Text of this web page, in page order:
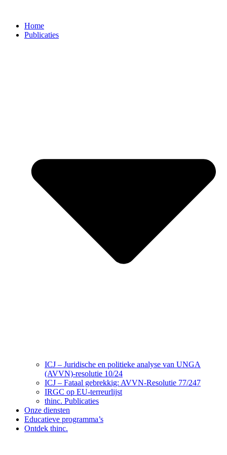
inhoud
Home
Publicaties
ICJ – Juridische en politieke analyse van UNGA
(AVVN)-resolutie 10/24
ICJ – Fataal gebrekkig: AVVN-Resolutie 77/247
IRGC op EU-terreurlijst
thinc. Publicaties
Onze diensten
Educatieve programma’s
Ontdek thinc.